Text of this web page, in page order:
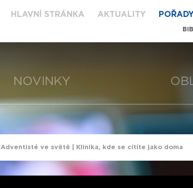
HLAVNÍ STRÁNKA AKTUALITY POŘADY
NOVINKY
Adventisté ve světě | Klinika, kde se cítíte jako doma